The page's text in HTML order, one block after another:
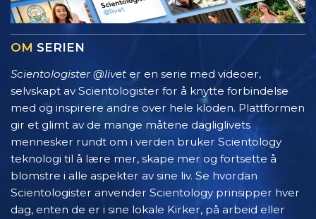
OM SERIEN
Scientologister @livet er en serie med videoer,
selvskapt av Scientologister for å knytte forbindelse
med og inspirere andre over hele kloden. Plattformen
gir et glimt av de mange måtene dagliglivets
mennesker rundt om i verden bruker Scientology
teknologi til å lære mer, skape mer og fortsette å
blomstre i alle aspekter av sine liv. Se hvordan
Scientologister anvender Scientology prinsipper hver
dag, enten de er i sine lokale Kirker, på arbeid eller